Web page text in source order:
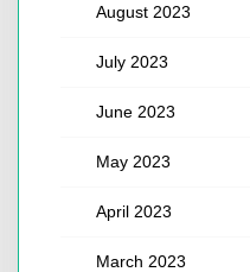
August 2023
July 2023
June 2023
May 2023
April 2023
March 2023